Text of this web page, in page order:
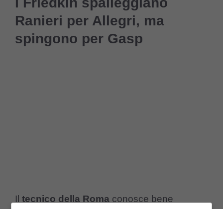
Ranieri per Allegri, ma
spingono per Gasp
Il tecnico della Roma conosce bene